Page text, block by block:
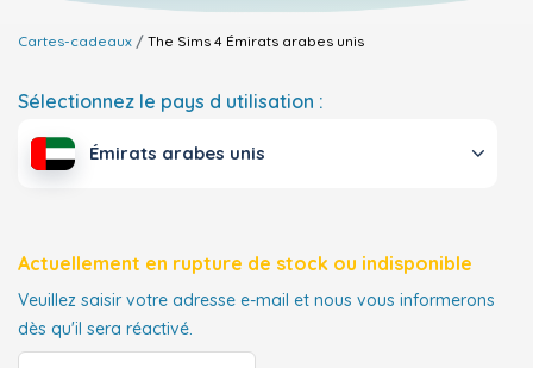
Cartes-cadeaux The Sims 4 Émirats arabes unis
Sélectionnez le pays d utilisation :
Émirats arabes unis
Actuellement en rupture de stock ou indisponible
Veuillez saisir votre adresse e-mail et nous vous informerons
dès qu'il sera réactivé.